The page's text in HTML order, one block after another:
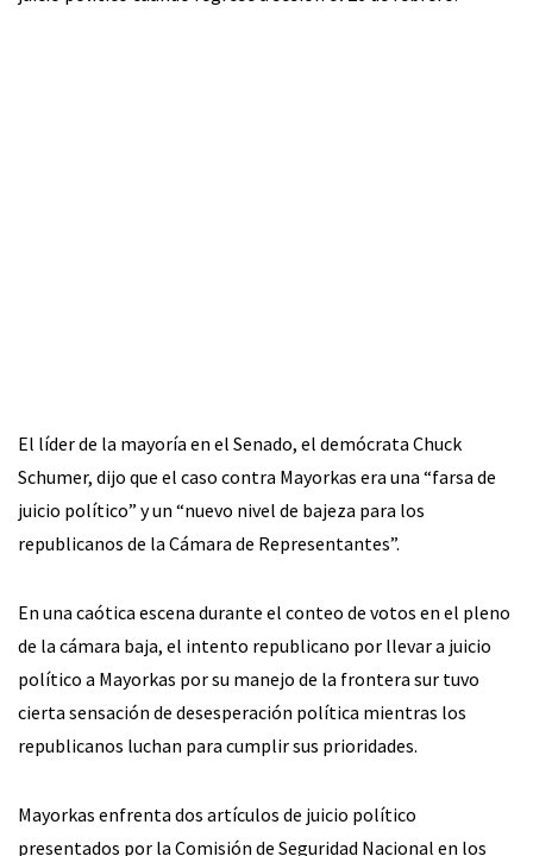
El líder de la mayoría en el Senado, el demócrata Chuck
Schumer, dijo que el caso contra Mayorkas era una “farsa de
juicio político” y un “nuevo nivel de bajeza para los
republicanos de la Cámara de Representantes”.
En una caótica escena durante el conteo de votos en el pleno
de la cámara baja, el intento republicano por llevar a juicio
político a Mayorkas por su manejo de la frontera sur tuvo
cierta sensación de desesperación política mientras los
republicanos luchan para cumplir sus prioridades.
Mayorkas enfrenta dos artículos de juicio político
presentados por la Comisión de Seguridad Nacional en los